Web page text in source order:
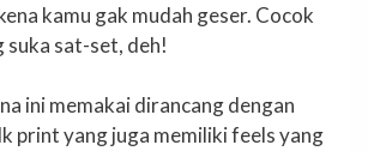
kamu gak mudah geser. Cocok
suka sat-set, deh!
ini memakai dirancang dengan
print yang juga memiliki feels yang